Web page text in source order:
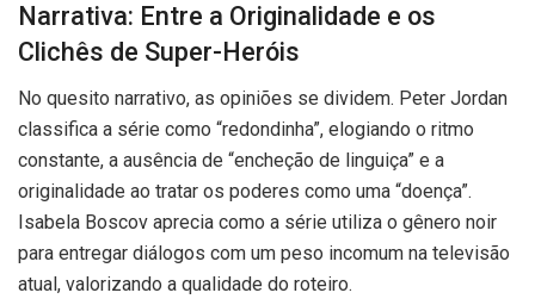
Narrativa: Entre a Originalidade e os
Clichês de Super-Heróis
No quesito narrativo, as opiniões se dividem. Peter Jordan
classifica a série como “redondinha”, elogiando o ritmo
constante, a ausência de “encheção de linguiça” e a
originalidade ao tratar os poderes como uma “doença”.
Isabela Boscov aprecia como a série utiliza o gênero noir
para entregar diálogos com um peso incomum na televisão
atual, valorizando a qualidade do roteiro.